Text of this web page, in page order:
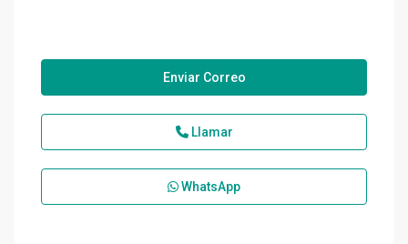
Enviar Correo
Llamar
WhatsApp